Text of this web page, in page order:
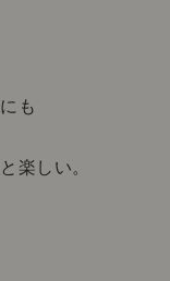
も
楽しい。